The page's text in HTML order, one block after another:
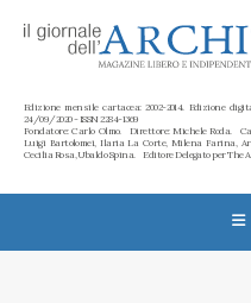
Edizione mensile cartacea: 2002-2014. Edizione
24/09/2020 - ISSN 2284-1369
Fondatore: Carlo Olmo. Direttore: Michele Roda.
Luigi Bartolomei, Ilaria La Corte, Milena Farina,
Cecilia Rosa, Ubaldo Spina. Editore Delegato per The